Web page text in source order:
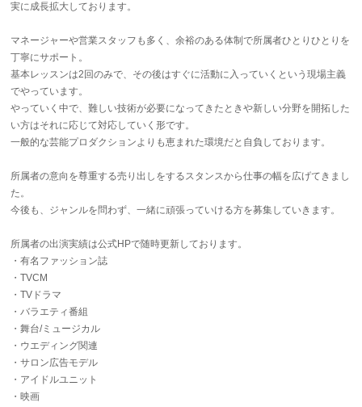
実に成長拡大しております。
マネージャーや営業スタッフも多く、余裕のある体制で所属者ひとりひとりを
丁寧にサポート。
基本レッスンは2回のみで、その後はすぐに活動に入っていくという現場主義
でやっています。
やっていく中で、難しい技術が必要になってきたときや新しい分野を開拓した
い方はそれに応じて対応していく形です。
一般的な芸能プロダクションよりも恵まれた環境だと自負しております。
所属者の意向を尊重する売り出しをするスタンスから仕事の幅を広げてきまし
た。
今後も、ジャンルを問わず、一緒に頑張っていける方を募集していきます。
所属者の出演実績は公式HPで随時更新しております。
・有名ファッション誌
・TVCM
・TVドラマ
・バラエティ番組
・舞台/ミュージカル
・ウエディング関連
・サロン広告モデル
・アイドルユニット
・映画